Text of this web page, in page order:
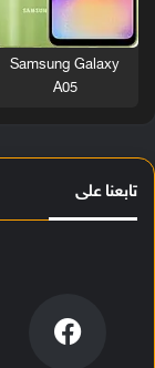
Samsung Galaxy
A05
تابعنا على